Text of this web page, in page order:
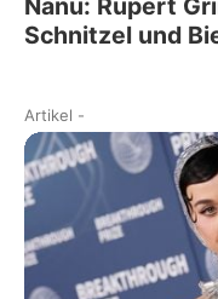
Nanu: Rupert
Schnitzel und
Artikel -